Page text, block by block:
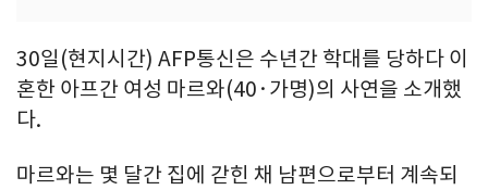
30일(현지시간) AFP통신은 수년간 학대를 당하다 이
혼한 아프간 여성 마르와(40·가명)의 사연을 소개했
다.
마르와는 몇 달간 집에 갇힌 채 남편으로부터 계속되